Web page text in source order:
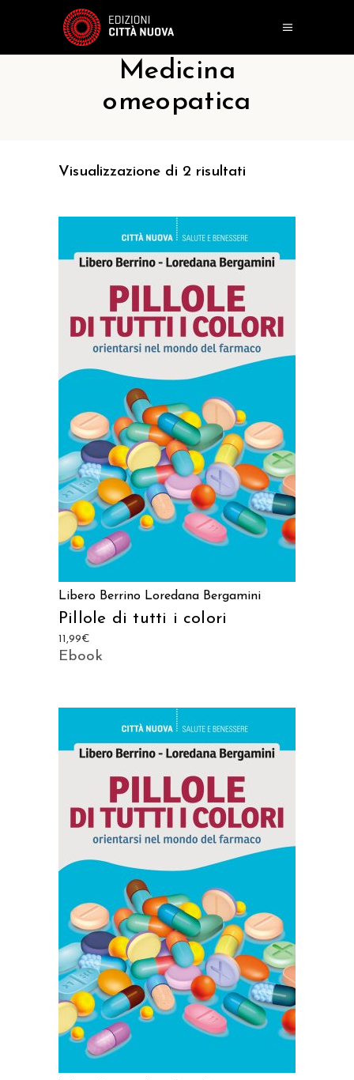
Medicina
omeopatica
Visualizzazione di 2 risultati
AGGIUNGI AL CARRELLO
Libero Berrino Loredana Bergamini
Pillole di tutti i colori
11,99€
Ebook
AGGIUNGI AL CARRELLO